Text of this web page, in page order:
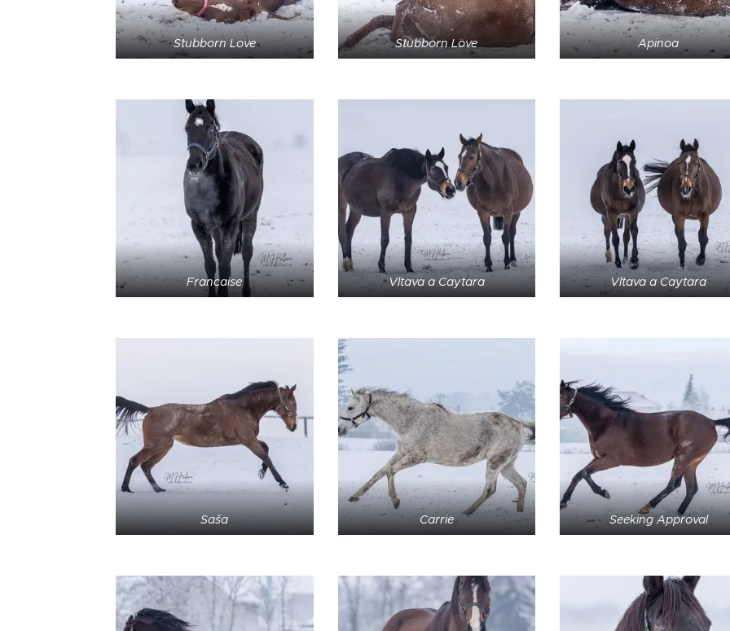
Stubborn Love Stubborn Love Apinoa
Francaise Vltava a Caytara Vltava a Caytara
Saša Carrie Seeking Approval